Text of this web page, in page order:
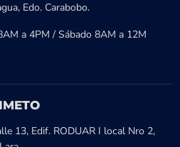
Edo. Carabobo.
a 4PM / Sábado 8AM a 12M
13, Edif. RODUAR I local Nro 2,